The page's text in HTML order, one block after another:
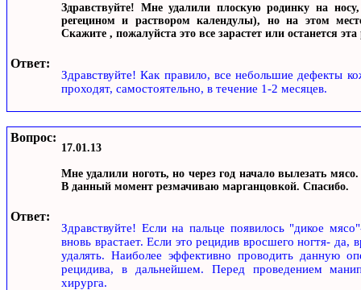
Здравствуйте! Мне удалили плоскую родинку на
регецином и раствором календулы), но на этом
Скажите , пожалуйста это все зарастет или останется
Ответ:
Здравствуйте! Как правило, все небольшие дефекты
проходят, самостоятельно, в течение 1-2 месяцев.
Вопрос:
17.01.13
Мне удалили ноготь, но через год начало вылезать
В данный момент резмачиваю марганцовкой. Спасибо.
Ответ:
Здравствуйте! Если на пальце появилось "дикое
вновь врастает. Если это рецидив вросшего ногтя-
удалять. Наиболее эффективно проводить данную
рецидива, в дальнейшем. Перед проведением
хирурга.